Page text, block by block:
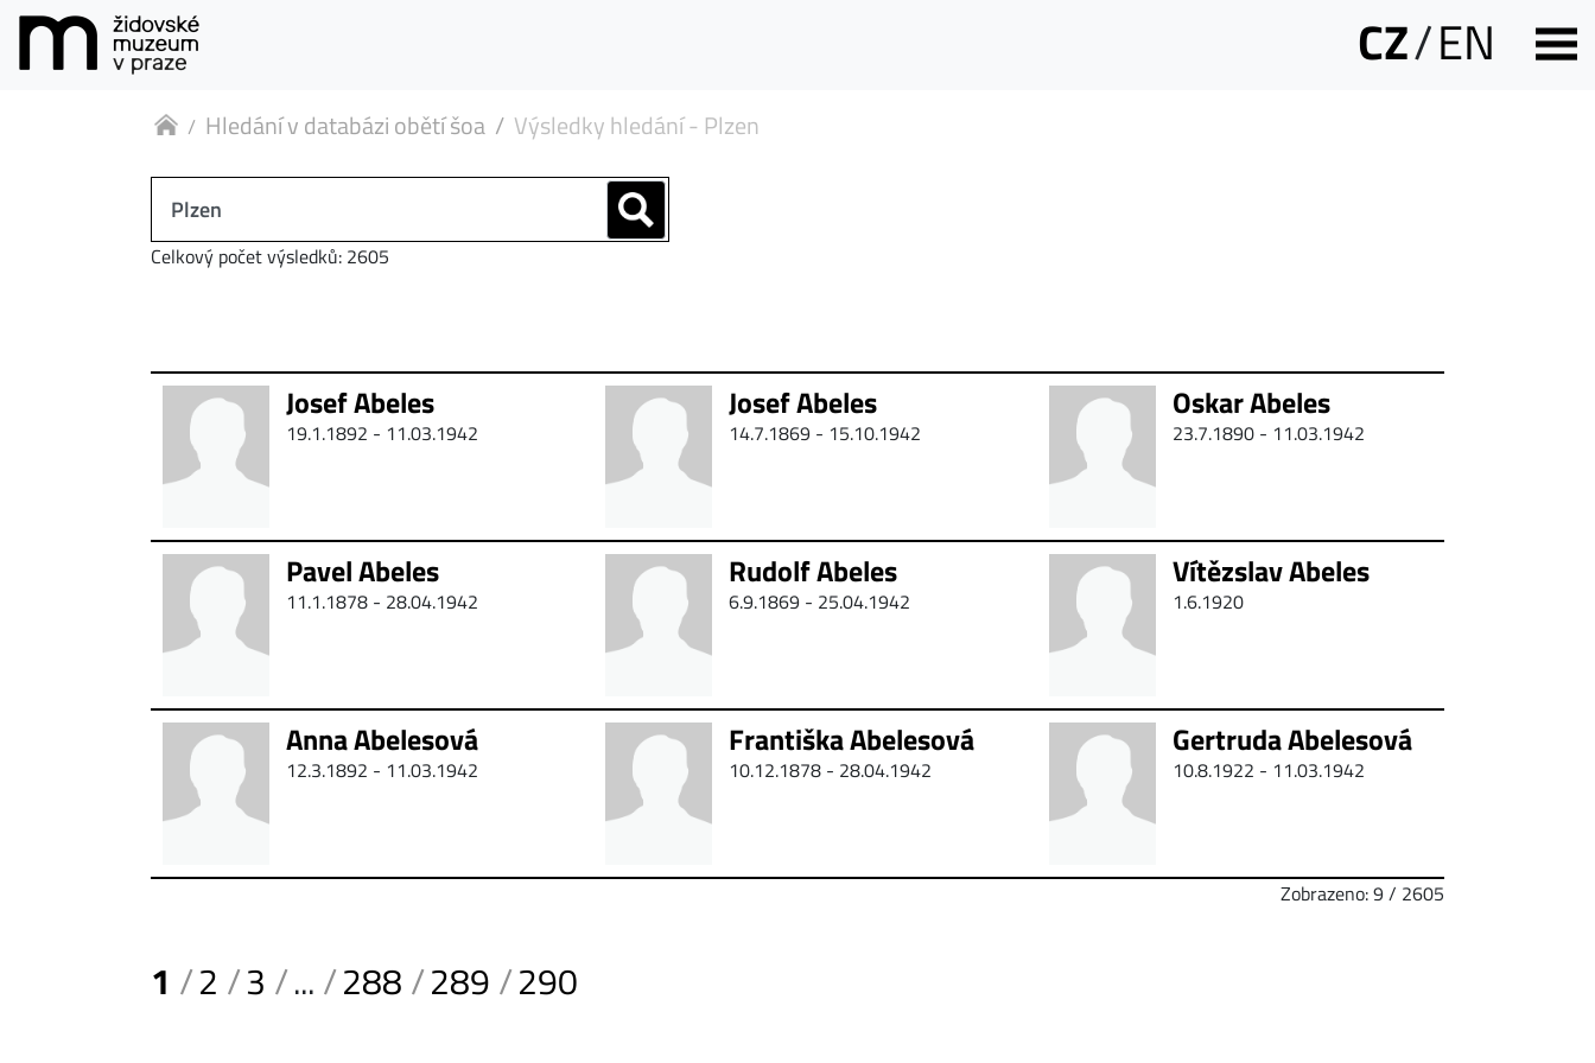
CZ/EN
Hledání v databázi obětí šoa Výsledky hledání - Plzen
Celkový počet výsledků: 2605
Josef Abeles
19.1.1892 - 11.03.1942
Josef Abeles
14.7.1869 - 15.10.1942
Oskar Abeles
23.7.1890 - 11.03.1942
Pavel Abeles
11.1.1878 - 28.04.1942
Rudolf Abeles
6.9.1869 - 25.04.1942
Vítězslav Abeles
1.6.1920
Anna Abelesová
12.3.1892 - 11.03.1942
Františka Abelesová
10.12.1878 - 28.04.1942
Gertruda Abelesová
10.8.1922 - 11.03.1942
Zobrazeno: 9 / 2605
1 2 3 ... 288 289 290